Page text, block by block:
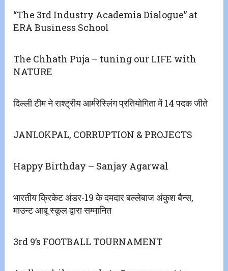
“The 3rd Industry Academia Dialogue” at
ERA Business School
The Chhath Puja – tuning our LIFE with
NATURE
दिल्ली टीम ने राश्ट्रीय आर्मरेस्लिंग प्रतियोगिता में 14 पदक जीते
JANLOKPAL, CORRUPTION & PROJECTS
Happy Birthday – Sanjay Agarwal
भारतीय क्रिकेट अंडर-19 के दमदार बल्लेबाज अंकुश बैन्स,
माउन्ट आबू स्कूल द्वारा सम्मानित
3rd 9’s FOOTBALL TOURNAMENT